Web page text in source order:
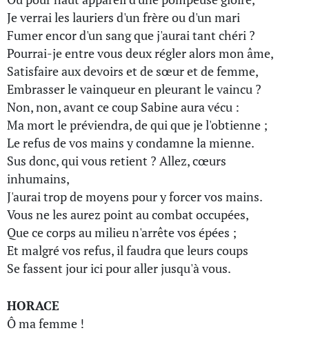
Je verrai les lauriers d'un frère ou d'un mari
Fumer encor d'un sang que j'aurai tant chéri ?
Pourrai-je entre vous deux régler alors mon âme,
Satisfaire aux devoirs et de sœur et de femme,
Embrasser le vainqueur en pleurant le vaincu ?
Non, non, avant ce coup Sabine aura vécu :
Ma mort le préviendra, de qui que je l'obtienne ;
Le refus de vos mains y condamne la mienne.
Sus donc, qui vous retient ? Allez, cœurs
inhumains,
J'aurai trop de moyens pour y forcer vos mains.
Vous ne les aurez point au combat occupées,
Que ce corps au milieu n'arrête vos épées ;
Et malgré vos refus, il faudra que leurs coups
Se fassent jour ici pour aller jusqu'à vous.
HORACE
Ô ma femme !